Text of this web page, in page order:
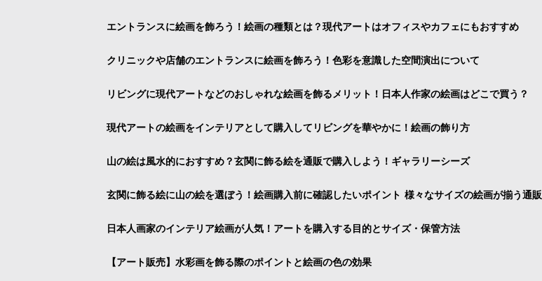
エントランスに絵画を飾ろう！絵画の種類とは？現代アートはオフィスやカフェにもおすすめ
クリニックや店舗のエントランスに絵画を飾ろう！色彩を意識した空間演出について
リビングに現代アートなどのおしゃれな絵画を飾るメリット！日本人作家の絵画はどこで買う？
現代アートの絵画をインテリアとして購入してリビングを華やかに！絵画の飾り方
山の絵は風水的におすすめ？玄関に飾る絵を通販で購入しよう！ギャラリーシーズ
玄関に飾る絵に山の絵を選ぼう！絵画購入前に確認したいポイント 様々なサイズの絵画が揃う通販
日本人画家のインテリア絵画が人気！アートを購入する目的とサイズ・保管方法
【アート販売】水彩画を飾る際のポイントと絵画の色の効果